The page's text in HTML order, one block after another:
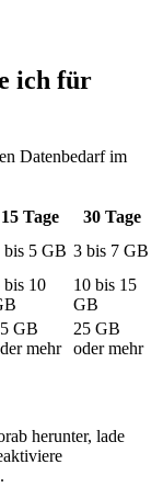
ich für
Datenbedarfim
15 Tage 30 Tage
bis 5 GB 3 bis 7 GB
bis 10
10 bis 15
GB
GB
mehr
25 GB
oder mehr
herunter, lade